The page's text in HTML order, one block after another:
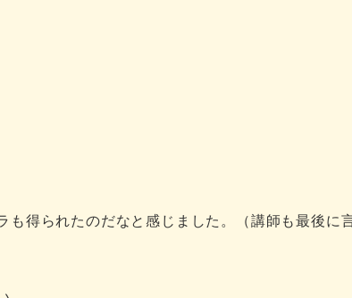
得られたのだなと感じました。（講師も最後に